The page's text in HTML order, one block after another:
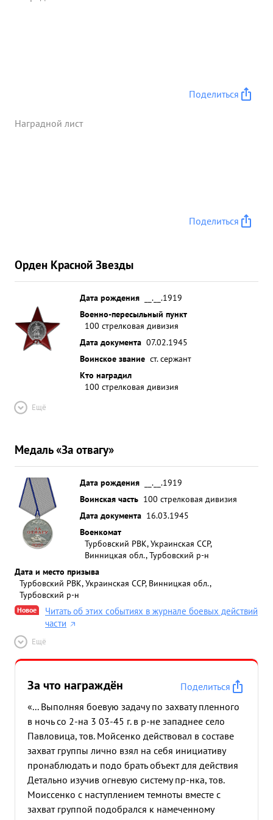
Поделиться
Наградной лист
Поделиться
Орден Красной Звезды
Дата рождения
__.__.1919
Военно-пересыльный пункт
100 стрелковая дивизия
Дата документа 07.02.1945
Воинское звание ст. сержант
Кто наградил
100 стрелковая дивизия
Ещё
Медаль «За отвагу»
Дата рождения
__.__.1919
Воинская часть 100 стрелковая дивизия
Дата документа 16.03.1945
Военкомат
Турбовский РВК, Украинская ССР,
Винницкая обл., Турбовский р-н
Дата и место призыва
Турбовский РВК, Украинская ССР, Винницкая обл.,
Турбовский р-н
Новое
Читать об этих событиях в журнале боевых действий
части
Ещё
За что награждён
Поделиться
«... Выполняя боевую задачу по захвату пленного
в ночь со 2-на 3 03-45 г. в р-не западнее село
Павловица, тов. Мойсенко действовал в составе
захват группы лично взял на себя инициативу
пронаблюдать и подо брать объект для действия
Детально изучив огневую систему пр-нка, тов.
Моиссенко с наступлением темноты вместе с
захват группой подобрался к намеченному